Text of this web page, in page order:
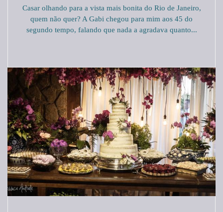
Casar olhando para a vista mais bonita do Rio de Janeiro,
quem não quer? A Gabi chegou para mim aos 45 do
segundo tempo, falando que nada a agradava quanto...